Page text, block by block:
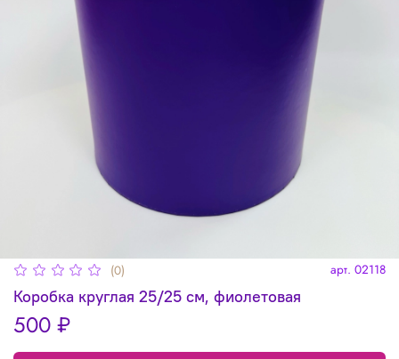
(0) арт. 02118
Коробка круглая 25/25 см, фиолетовая
500 ₽